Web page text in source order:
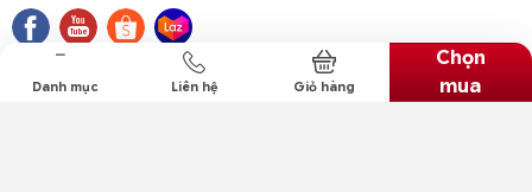
Danh mục Liên hệ Giỏ hàng
Chọn
mua